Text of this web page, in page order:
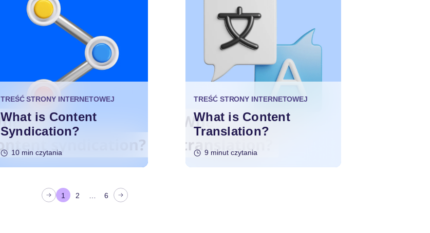
TREŚĆ STRONY INTERNETOWEJ
What is Content
Syndication?
10 min czytania
TREŚĆ STRONY INTERNETOWEJ
What is Content
Translation?
9 minut czytania
1 2 6